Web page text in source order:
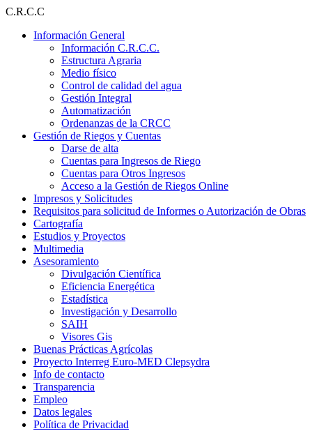
Ir
contenido
C.R.C.C
Información General
Información C.R.C.C.
Estructura Agraria
Medio físico
Control de calidad del agua
Gestión Integral
Automatización
Ordenanzas de la CRCC
Gestión de Riegos y Cuentas
Darse de alta
Cuentas para Ingresos de Riego
Cuentas para Otros Ingresos
Acceso a la Gestión de Riegos Online
Impresos y Solicitudes
Requisitos para solicitud de Informes o Autorización de Obras
Cartografía
Estudios y Proyectos
Multimedia
Asesoramiento
Divulgación Científica
Eficiencia Energética
Estadística
Investigación y Desarrollo
SAIH
Visores Gis
Buenas Prácticas Agrícolas
Proyecto Interreg Euro-MED Clepsydra
Info de contacto
Transparencia
Empleo
Datos legales
Política de Privacidad